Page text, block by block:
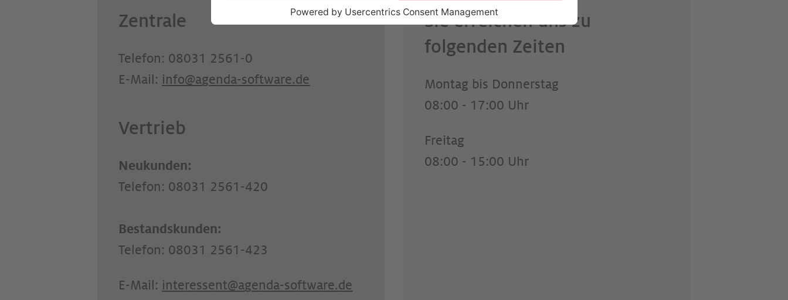
Zentrale
Telefon: 08031 2561-0
E-Mail:
nf g nd -s ftw r d
Vertrieb
Neukunden:
Telefon: 08031 2561-420
Bestandskunden:
Telefon: 08031 2561-423
E-Mail: nt r ss nt g nd -s ftw r d
Sie erreichen uns zu
folgenden Zeiten
Montag bis Donnerstag
08:00 - 17:00 Uhr
Freitag
08:00 - 15:00 Uhr